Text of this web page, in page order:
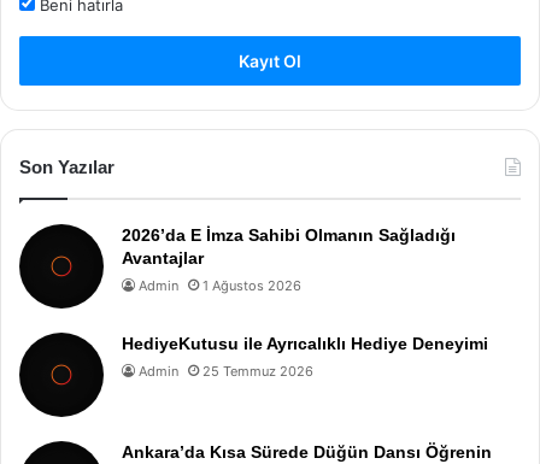
Beni hatırla
Kayıt Ol
Son Yazılar
2026’da E İmza Sahibi Olmanın Sağladığı
Avantajlar
Admin 1 Ağustos 2026
HediyeKutusu ile Ayrıcalıklı Hediye Deneyimi
Admin 25 Temmuz 2026
Ankara’da Kısa Sürede Düğün Dansı Öğrenin